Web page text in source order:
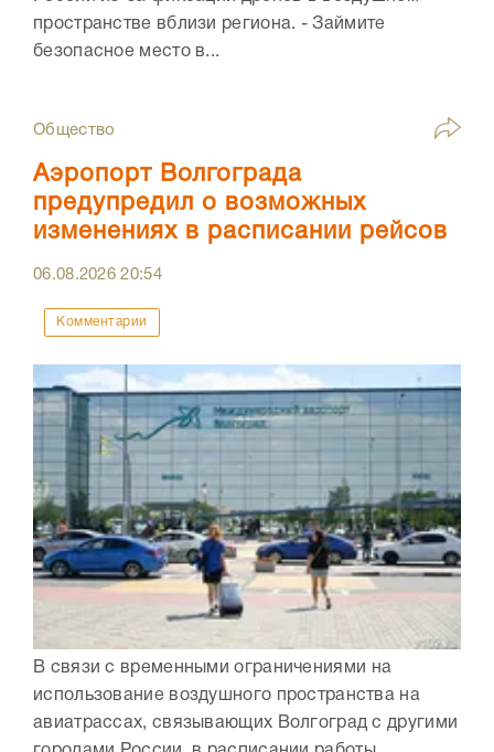
пространстве вблизи региона. - Займите
безопасное место в...
Общество
Аэропорт Волгограда
предупредил о возможных
изменениях в расписании рейсов
06.08.202620:54
Комментарии
В связи с временными ограничениями на
использование воздушного пространства на
авиатрассах, связывающих Волгоград с другими